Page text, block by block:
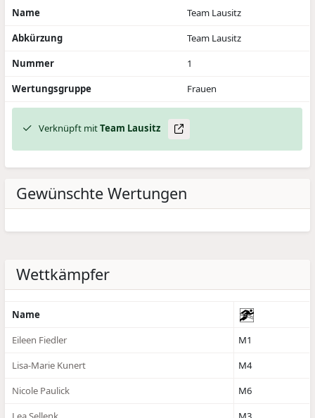
Name
Team Lausitz
Abkürzung
Team Lausitz
Nummer
1
Wertungsgruppe
Frauen
Verknüpft mitTeam Lausitz
Gewünschte Wertungen
Wettkämpfer
Name
Eileen Fiedler
M1
Lisa-Marie Kunert
M4
Nicole Paulick
M6